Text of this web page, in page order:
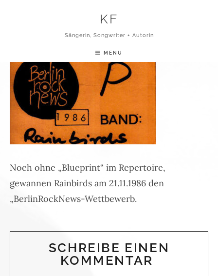
KF
Sängerin, Songwriter + Autorin
MENU
BERLIN-ROCK-NEWS-1986
Noch ohne „Blueprint“ im Repertoire,
gewannen Rainbirds am 21.11.1986 den
„BerlinRockNews-Wettbewerb.
SCHREIBE EINEN
KOMMENTAR